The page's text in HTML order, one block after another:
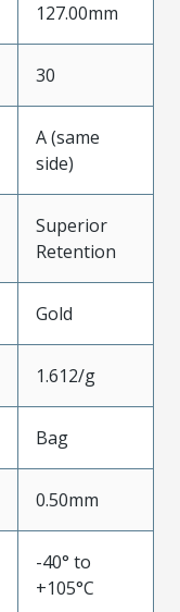
127.00mm
30
A (same
side)
Superior
Retention
Gold
1.612/g
Bag
0.50mm
-40° to
+105°C